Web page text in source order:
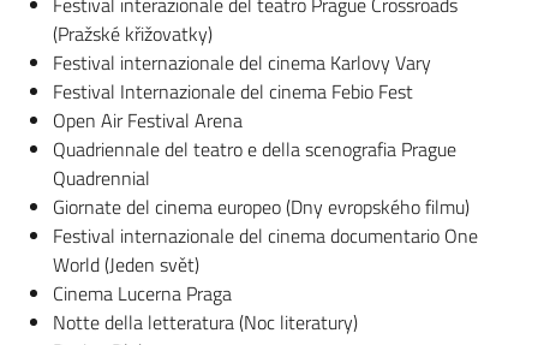
(Pražské křižovatky)
Festival internazionale del cinema Karlovy Vary
Festival Internazionale del cinema Febio Fest
Open Air Festival Arena
Quadriennale del teatro e della scenografia Prague
Quadrennial
Giornate del cinema europeo (Dny evropského filmu)
Festival internazionale del cinema documentario One
World (Jeden svět)
Cinema Lucerna Praga
Notte della letteratura (Noc literatury)